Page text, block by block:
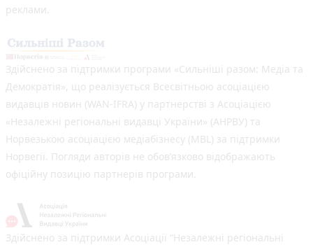
реклами.
Здійснено за підтримки програми «Сильніші разом: Медіа та
Демократія», що реалізується Всесвітньою асоціацією
видавців новин (WAN-IFRA) у партнерстві з Асоціацією
«Незалежні регіональні видавці України» (АНРВУ) та
Норвезькою асоціацією медіабізнесу (MBL) за підтримки
Норвегії. Погляди авторів не обов’язково відображають
офіційну позицію партнерів програми.
Здійснено за підтримки Асоціації “Незалежні регіональні